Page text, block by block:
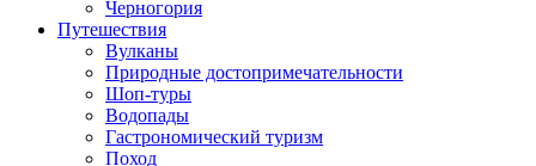
Черногория
Путешествия
Вулканы
Природные достопримечательности
Шоп-туры
Водопады
Гастрономический туризм
Поход